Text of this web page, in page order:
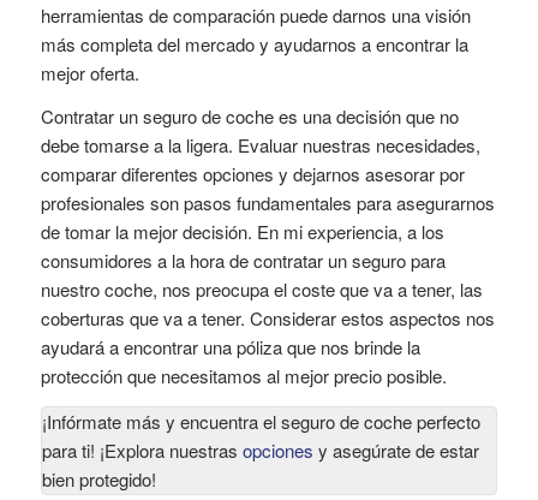
herramientas de comparación puede darnos una visión
más completa del mercado y ayudarnos a encontrar la
mejor oferta.
Contratar un seguro de coche es una decisión que no
debe tomarse a la ligera. Evaluar nuestras necesidades,
comparar diferentes opciones y dejarnos asesorar por
profesionales son pasos fundamentales para asegurarnos
de tomar la mejor decisión. En mi experiencia, a los
consumidores a la hora de contratar un seguro para
nuestro coche, nos preocupa el coste que va a tener, las
coberturas que va a tener. Considerar estos aspectos nos
ayudará a encontrar una póliza que nos brinde la
protección que necesitamos al mejor precio posible.
¡Infórmate más y encuentra el seguro de coche perfecto
para ti! ¡Explora nuestras opciones y asegúrate de estar
bien protegido!